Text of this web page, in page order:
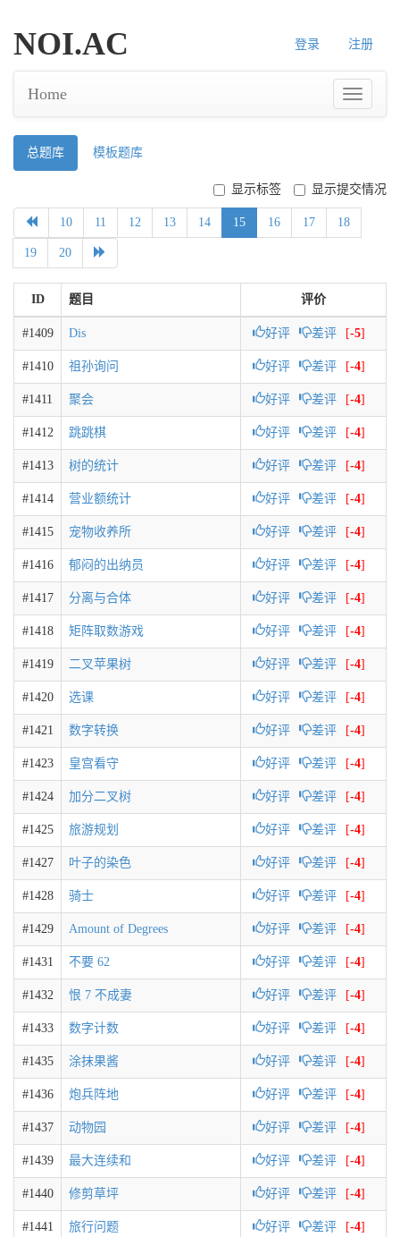
登录 注册
NOI.AC
Home
总题库 模板题库
显示标签 显示提交情况
10 11 12 13 14 15 16 17 18
19 20
ID 题目 评价
#1409 Dis 好评 差评 [-5]
#1410 祖孙询问 好评 差评 [-4]
#1411 聚会 好评 差评 [-4]
#1412 跳跳棋 好评 差评 [-4]
#1413 树的统计 好评 差评 [-4]
#1414 营业额统计 好评 差评 [-4]
#1415 宠物收养所 好评 差评 [-4]
#1416 郁闷的出纳员 好评 差评 [-4]
#1417 分离与合体 好评 差评 [-4]
#1418 矩阵取数游戏 好评 差评 [-4]
#1419 二叉苹果树 好评 差评 [-4]
#1420 选课 好评 差评 [-4]
#1421 数字转换 好评 差评 [-4]
#1423 皇宫看守 好评 差评 [-4]
#1424 加分二叉树 好评 差评 [-4]
#1425 旅游规划 好评 差评 [-4]
#1427 叶子的染色 好评 差评 [-4]
#1428 骑士 好评 差评 [-4]
#1429 Amount of Degrees 好评 差评 [-4]
#1431 不要 62 好评 差评 [-4]
#1432 恨 7 不成妻 好评 差评 [-4]
#1433 数字计数 好评 差评 [-4]
#1435 涂抹果酱 好评 差评 [-4]
#1436 炮兵阵地 好评 差评 [-4]
#1437 动物园 好评 差评 [-4]
#1439 最大连续和 好评 差评 [-4]
#1440 修剪草坪 好评 差评 [-4]
#1441 旅行问题 好评 差评 [-4]